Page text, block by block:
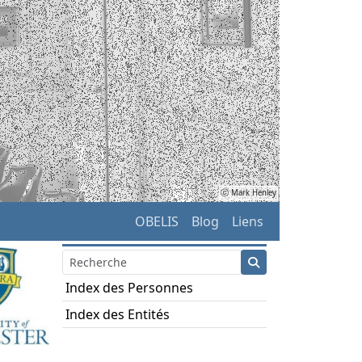
ⓒ Mark Henley
OBELIS Blog Liens
Index des Personnes
Index des Entités